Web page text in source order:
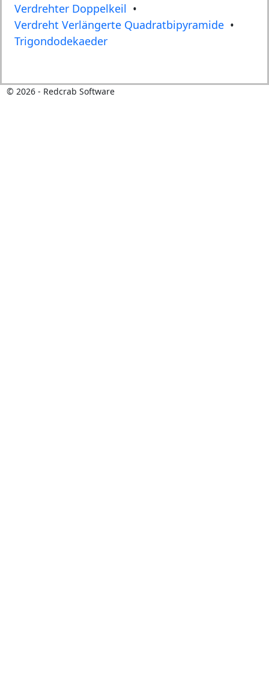
Verdrehter Doppelkeil •
Verdreht Verlängerte Quadratbipyramide •
Trigondodekaeder
© 2026- Redcrab Software